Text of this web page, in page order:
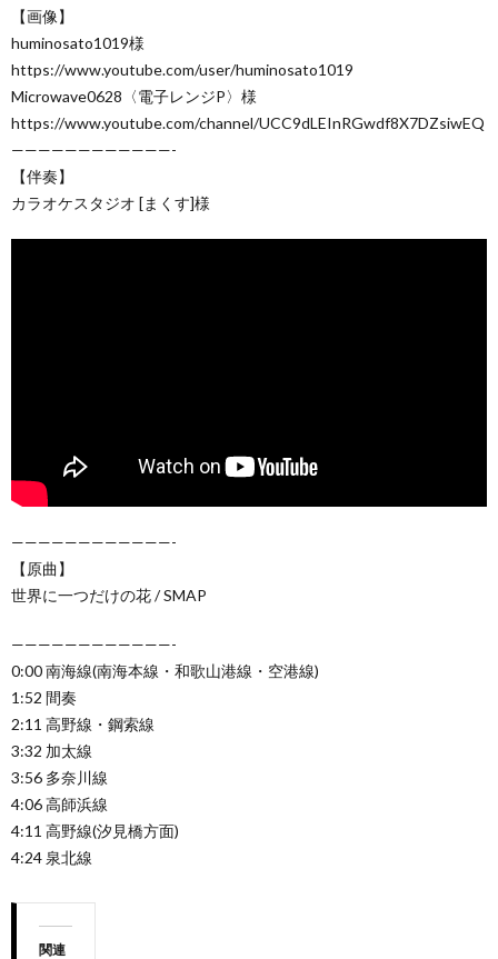
【画像】
huminosato1019様
https://www.youtube.com/user/huminosato1019
Microwave0628〈電子レンジP〉様
https://www.youtube.com/channel/UCC9dLEInRGwdf8X7DZsiwEQ
————————————-
【伴奏】
カラオケスタジオ [まくす]様
————————————-
【原曲】
世界に一つだけの花 / SMAP
————————————-
0:00 南海線(南海本線・和歌山港線・空港線)
1:52 間奏
2:11 高野線・鋼索線
3:32 加太線
3:56 多奈川線
4:06 高師浜線
4:11 高野線(汐見橋方面)
4:24 泉北線
関連